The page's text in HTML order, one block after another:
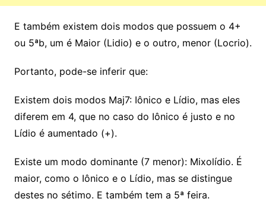
E também existem dois modos que possuem o 4+
ou 5ªb, um é Maior (Lidio) e o outro, menor (Locrio).
Portanto, pode-se inferir que:
Existem dois modos Maj7: Iônico e Lídio, mas eles
diferem em 4, que no caso do Iônico é justo e no
Lídio é aumentado (+).
Existe um modo dominante (7 menor): Mixolídio. É
maior, como o Iônico e o Lídio, mas se distingue
destes no sétimo. E também tem a 5ª feira.